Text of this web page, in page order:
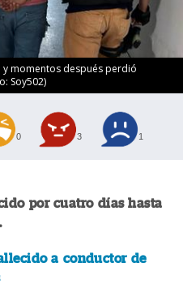
momentos después perdió
Soy502)
0 3 1
por cuatro días hasta
a conductor de